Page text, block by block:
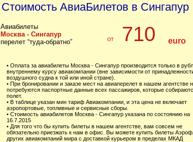
Стоимость АвиаБилетов в Сингапур
Авиабилеты
Москва - Сингапур
перелет “туда-обратно”
от 710 euro
• Оплата за авиабилеты Москва - Сингапур производится только в
внутреннему курсу авиакомпании (вне зависимости от
воздушного судна к той или иной стране).
• При бронировании и заказе мест на авиаперелет в нашем агентстве
потребуются паспортные данные всех пассажиров, которые
полет.
• В таблице указан мин тариф Авиакомпании, и эта цена не включает
аэропортовые, топливные и сервисные сборы.
• Стоимость авиабилетов Москва - Сингапур указана по состоянию на
16.7.2015
• Для того что бы купить билеты в нашем агентстве, вам совсем не
обязательно приезжать к нам в офис. Вы можете купить билеты
других авиакомпаний мира с доставкой курьером в пределах МКАД